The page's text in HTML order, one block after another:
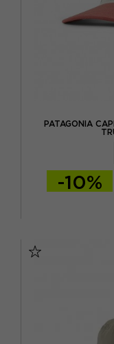
PATAGONIA
-10%